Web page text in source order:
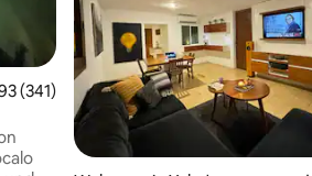
Bewertung: 4,93 von 5,
(341)